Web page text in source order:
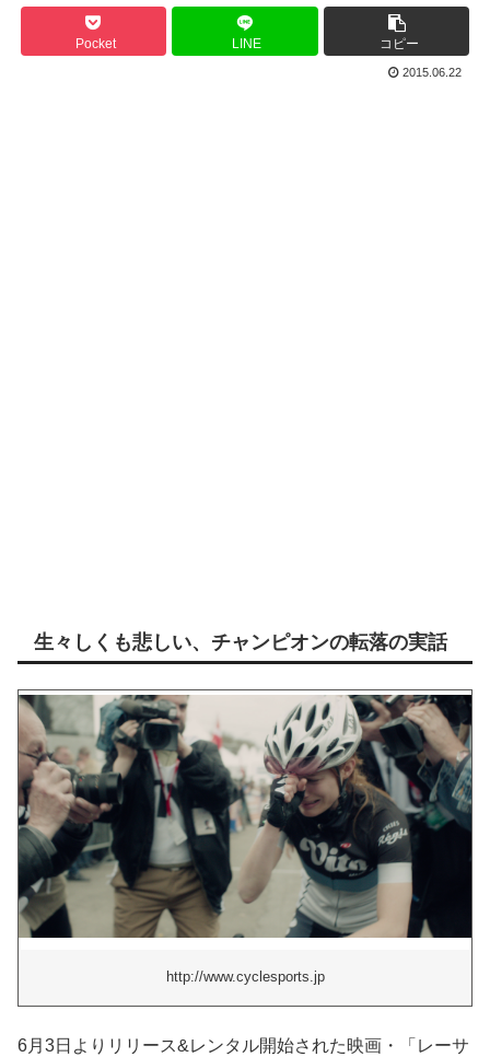
Pocket LINE コピー
2015.06.22
生々しくも悲しい、チャンピオンの転落の実話
http://www.cyclesports.jp
6月3日よりリリース&レンタル開始された映画・「レーサ